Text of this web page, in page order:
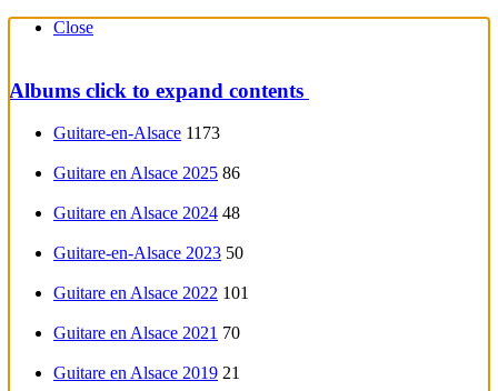
Close
Albums click to expand contents
Guitare-en-Alsace 1173
Guitare en Alsace 2025 86
Guitare en Alsace 2024 48
Guitare-en-Alsace 2023 50
Guitare en Alsace 2022 101
Guitare en Alsace 2021 70
Guitare en Alsace 2019 21